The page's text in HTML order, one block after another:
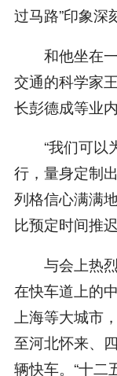
过马路”印象深
和他坐在一
交通的科学家
长彭德成等业内
“我们可以
行，量身定制
列格信心满满
比预定时间推
与会上热烈
在快车道上的
上海等大城市
至河北怀来、
辆快车。“十二